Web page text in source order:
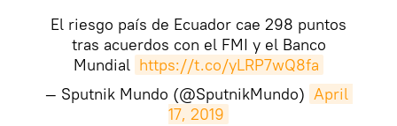
El riesgo país de Ecuador cae 298 puntos
tras acuerdos con el FMI y el Banco
Mundial https://t.co/yLRP7wQ8fa
— Sputnik Mundo (@SputnikMundo) April
17, 2019